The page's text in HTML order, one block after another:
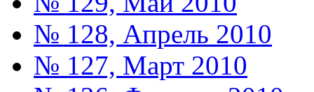
№ 128, Апрель 2010
№ 127, Март 2010